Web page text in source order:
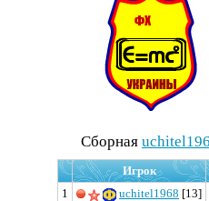
Cборная
Игрок
1
uchitel1968 [13]